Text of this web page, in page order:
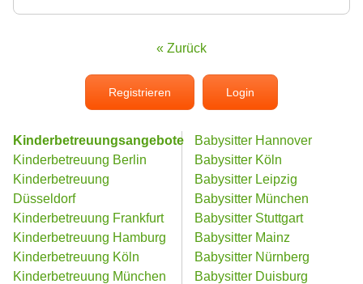
« Zurück
Registrieren Login
Kinderbetreuungsangebote
Kinderbetreuung Berlin
Kinderbetreuung
Düsseldorf
Kinderbetreuung Frankfurt
Kinderbetreuung Hamburg
Kinderbetreuung Köln
Kinderbetreuung München
Babysitter Hannover
Babysitter Köln
Babysitter Leipzig
Babysitter München
Babysitter Stuttgart
Babysitter Mainz
Babysitter Nürnberg
Babysitter Duisburg